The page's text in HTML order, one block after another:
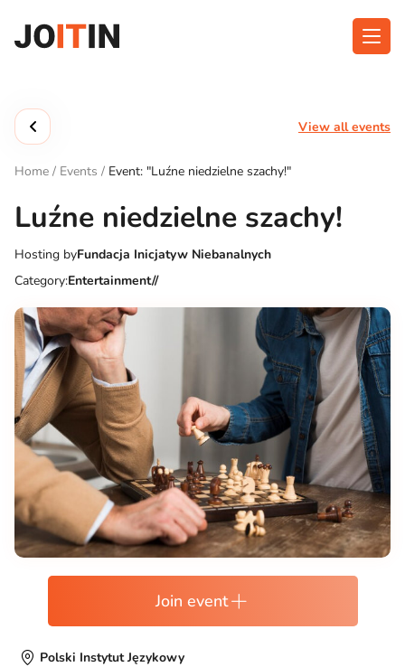
content
Get the App:
View all events
Home / Events / Event: "Luźne niedzielne szachy!"
Luźne niedzielne szachy!
Hosting byFundacja Inicjatyw Niebanalnych
Category:Entertainment//
Join event
Polski Instytut Językowy